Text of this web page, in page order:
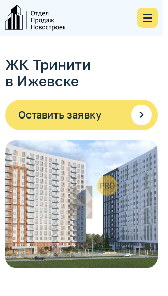
ЖК Тринити
в Ижевске
Оставить заявку